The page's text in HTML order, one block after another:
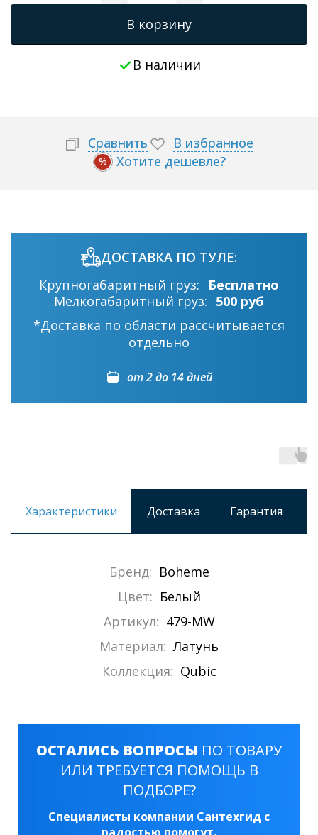
В корзину
В наличии
Сравнить В избранное
% Хотите дешевле?
ДОСТАВКА ПО ТУЛЕ:
Крупногабаритный груз:
Бесплатно
Мелкогабаритный груз: 500 руб
*Доставка по области рассчитывается
отдельно
от 2 до 14 дней
Характеристики Доставка Гарантия
Бренд: Boheme
Цвет: Белый
Артикул: 479-MW
Материал: Латунь
Коллекция: Qubic
ОСТАЛИСЬ ВОПРОСЫ ПО ТОВАРУ
ИЛИ ТРЕБУЕТСЯ ПОМОЩЬ В
ПОДБОРЕ?
Специалисты компании Сантехгид с